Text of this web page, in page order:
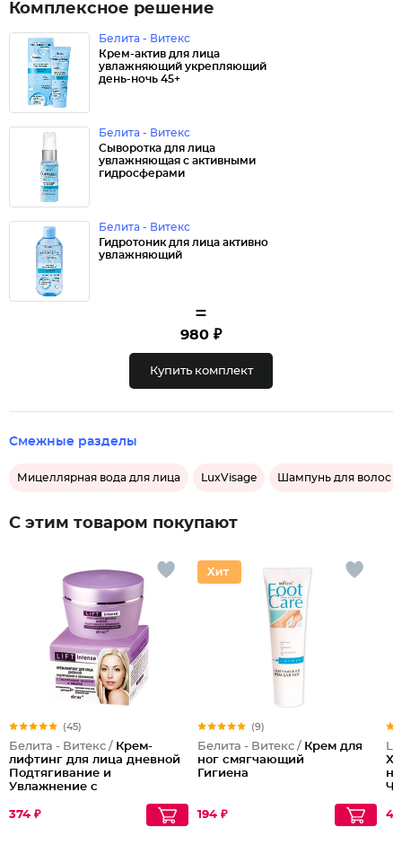
Комплексное решение
Белита - Витекс
Крем-актив для лица
увлажняющий укрепляющий
день-ночь 45+
Белита - Витекс
Сыворотка для лица
увлажняющая с активными
гидросферами
Белита - Витекс
Гидротоник для лица активно
увлажняющий
=
980 ₽
Купить комплект
Смежные разделы
Мицеллярная вода для лица LuxVisage Шампунь для волос
С этим товаром покупают
(45)
Белита - Витекс / Крем-
лифтинг для лица дневной
Подтягивание и
Увлажнение с
374 ₽
(9)
Белита - Витекс / Крем для
ног смягчающий
Гигиена
194 ₽